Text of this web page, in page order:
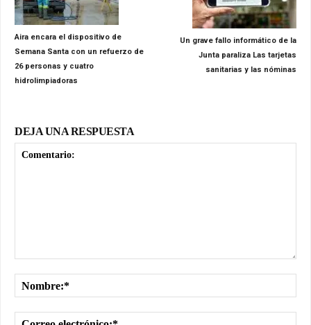
Aira encara el dispositivo de
Semana Santa con un refuerzo de
26 personas y cuatro
hidrolimpiadoras
Un grave fallo informático de la
Junta paraliza Las tarjetas
sanitarias y las nóminas
DEJA UNA RESPUESTA